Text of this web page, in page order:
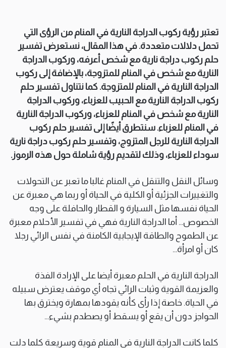
تعتبر رؤية ركوب الدراجة النارية في المنام من الرؤى التي
تحمل دلالات متعددة. في هذا المقال، نستعرض تفسير
حلم ركوب دراجة نارية مع شخص أعرفه، وركوب الدراجة
النارية مع شخص في المنام للمتزوجة، بالإضافة إلى ركوب
الدراجة النارية في المنام للمتزوجة. كما نتناول تفسير حلم
ركوب الدراجة النارية مع الحبيب للعزباء، وركوب الدراجة
النارية مع شخص في المنام للعزباء، وركوب الدراجة النارية
في المنام للعزباء. سنتطرق أيضًا إلى تفسير حلم ركوب
الدراجة النارية للرجل المتزوج، وتفسير حلم ركوب دراجة نارية
سوداء للعزباء، وذلك لتقديم رؤية شاملة حول هذه الرموز.
وسائل النقل والتنقل في المنام غالبا ما تعبر عن التحولات
والتغييرات الجزئية أو الكلية في الحياة أو ربما هي معبرة عن
الحياة نفسها مثل السيارة و القطار والحافلة على وجه
الخصوص… أما الدراجة النارية فهي في تفسير الأحلام معبرة
عن الطموح والطاقة الإيجابية الكامنة في نفس الرائي رجلا
كان أو امرأة…
الدراجة النارية في الحلم معبرة أيضا على الإرادة الفذة
والعزيمة القوية وثبات الرائي تجاه أي موقف يعترض سبيله
في الحياة. خاصة إذا رأى كأنه يقودها بمهارة ويخترق بها
الحواجز دون أن يقع أو يسقط أو يصطدم بشيء…
كلما كانت الدراجة النارية في المنام قوية وسريعة كلما دلت